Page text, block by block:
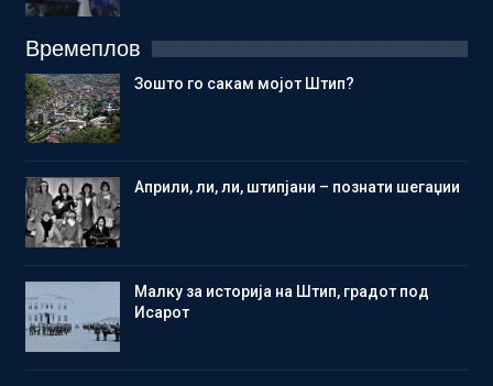
Времеплов
Зошто го сакам мојот Штип?
Aприли, ли, ли, штипјани – познати шегаџии
Малку за историја на Штип, градот под
Исарот